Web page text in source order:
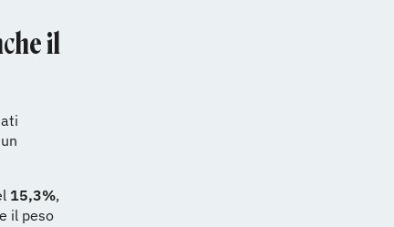
il
15,3%,
il peso